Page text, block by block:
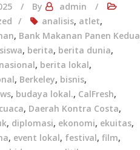
By
admin
analisis, atlet,
, Bank Makanan Panen Kedua
, berita, berita dunia,
, berita lokal,
, Berkeley, bisnis,
, budaya lokal., CalFresh,
cuaca, Daerah Kontra Costa,
, diplomasi, ekonomi, ekuitas,
, event lokal, festival, film,